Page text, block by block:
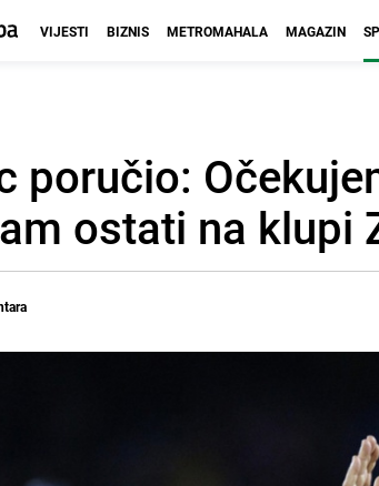
VIJESTI BIZNIS METROMAHALA MAGAZIN
poručio:
ostati na klupi